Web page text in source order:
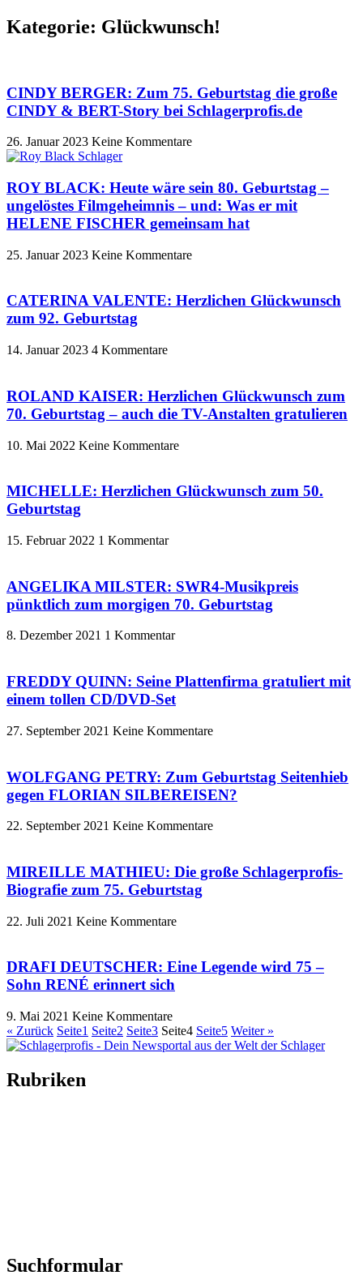
Kategorie: Glückwunsch!
CINDY BERGER: Zum 75. Geburtstag die große
CINDY & BERT-Story bei Schlagerprofis.de
26. Januar 2023 Keine Kommentare
ROY BLACK: Heute wäre sein 80. Geburtstag –
ungelöstes Filmgeheimnis – und: Was er mit
HELENE FISCHER gemeinsam hat
25. Januar 2023 Keine Kommentare
CATERINA VALENTE: Herzlichen Glückwunsch
zum 92. Geburtstag
14. Januar 2023 4 Kommentare
ROLAND KAISER: Herzlichen Glückwunsch zum
70. Geburtstag – auch die TV-Anstalten gratulieren
10. Mai 2022 Keine Kommentare
MICHELLE: Herzlichen Glückwunsch zum 50.
Geburtstag
15. Februar 2022 1 Kommentar
ANGELIKA MILSTER: SWR4-Musikpreis
pünktlich zum morgigen 70. Geburtstag
8. Dezember 2021 1 Kommentar
FREDDY QUINN: Seine Plattenfirma gratuliert mit
einem tollen CD/DVD-Set
27. September 2021 Keine Kommentare
WOLFGANG PETRY: Zum Geburtstag Seitenhieb
gegen FLORIAN SILBEREISEN?
22. September 2021 Keine Kommentare
MIREILLE MATHIEU: Die große Schlagerprofis-
Biografie zum 75. Geburtstag
22. Juli 2021 Keine Kommentare
DRAFI DEUTSCHER: Eine Legende wird 75 –
Sohn RENÉ erinnert sich
9. Mai 2021 Keine Kommentare
« Zurück Seite1 Seite2 Seite3 Seite4 Seite5 Weiter »
Rubriken
Suchformular